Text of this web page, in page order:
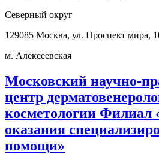
Северный округ
129085 Москва, ул. Проспект мира,
м. Алексеевская
Московский научно-
центр
косметологии Филиал
оказания
помощи»